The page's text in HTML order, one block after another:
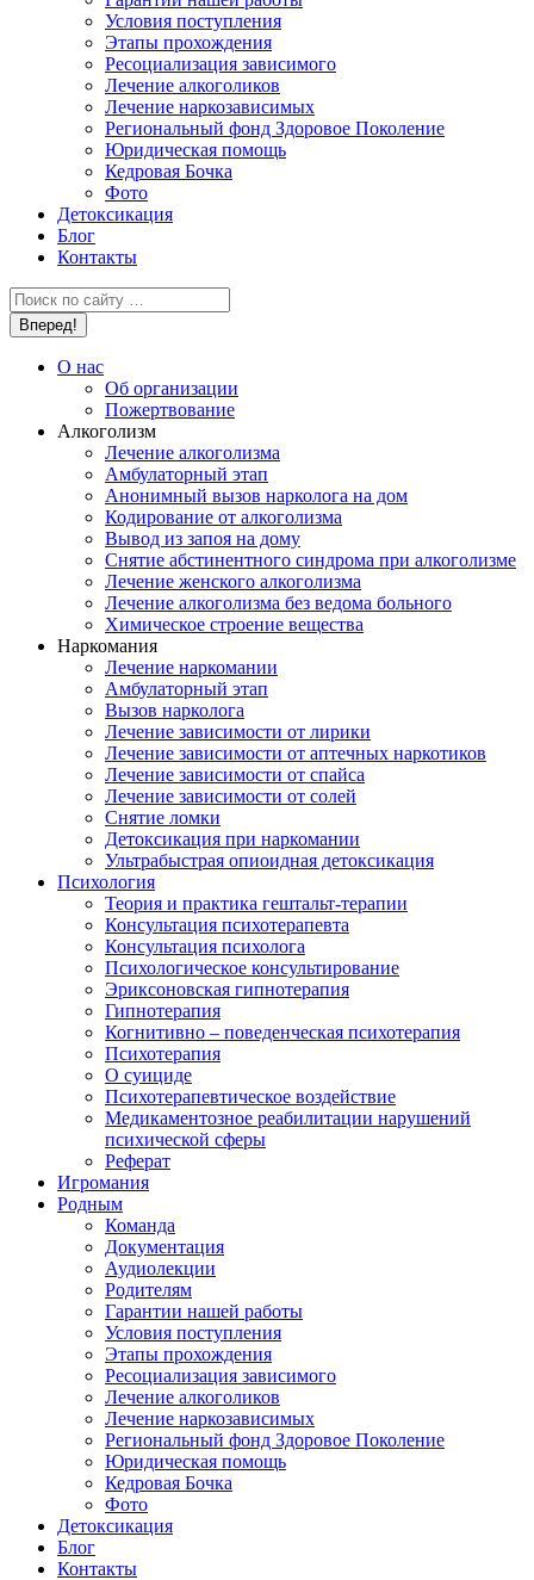
Условия поступления
Этапы прохождения
Ресоциализация зависимого
Лечение алкоголиков
Лечение наркозависимых
Региональный фонд Здоровое Поколение
Юридическая помощь
Кедровая Бочка
Фото
Детоксикация
Блог
Контакты
Поиск:
О нас
Об организации
Пожертвование
Алкоголизм
Лечение алкоголизма
Амбулаторный этап
Анонимный вызов нарколога на дом
Кодирование от алкоголизма
Вывод из запоя на дому
Снятие абстинентного синдрома при алкоголизме
Лечение женского алкоголизма
Лечение алкоголизма без ведома больного
Химическое строение вещества
Наркомания
Лечение наркомании
Амбулаторный этап
Вызов нарколога
Лечение зависимости от лирики
Лечение зависимости от аптечных наркотиков
Лечение зависимости от спайса
Лечение зависимости от солей
Снятие ломки
Детоксикация при наркомании
Ультрабыстрая опиоидная детоксикация
Психология
Теория и практика гештальт-терапии
Консультация психотерапевта
Консультация психолога
Психологическое консультирование
Эриксоновская гипнотерапия
Гипнотерапия
Когнитивно – поведенческая психотерапия
Психотерапия
О суициде
Психотерапевтическое воздействие
Медикаментозное реабилитации нарушений
психической сферы
Реферат
Игромания
Родным
Команда
Документация
Аудиолекции
Родителям
Гарантии нашей работы
Условия поступления
Этапы прохождения
Ресоциализация зависимого
Лечение алкоголиков
Лечение наркозависимых
Региональный фонд Здоровое Поколение
Юридическая помощь
Кедровая Бочка
Фото
Детоксикация
Блог
Контакты